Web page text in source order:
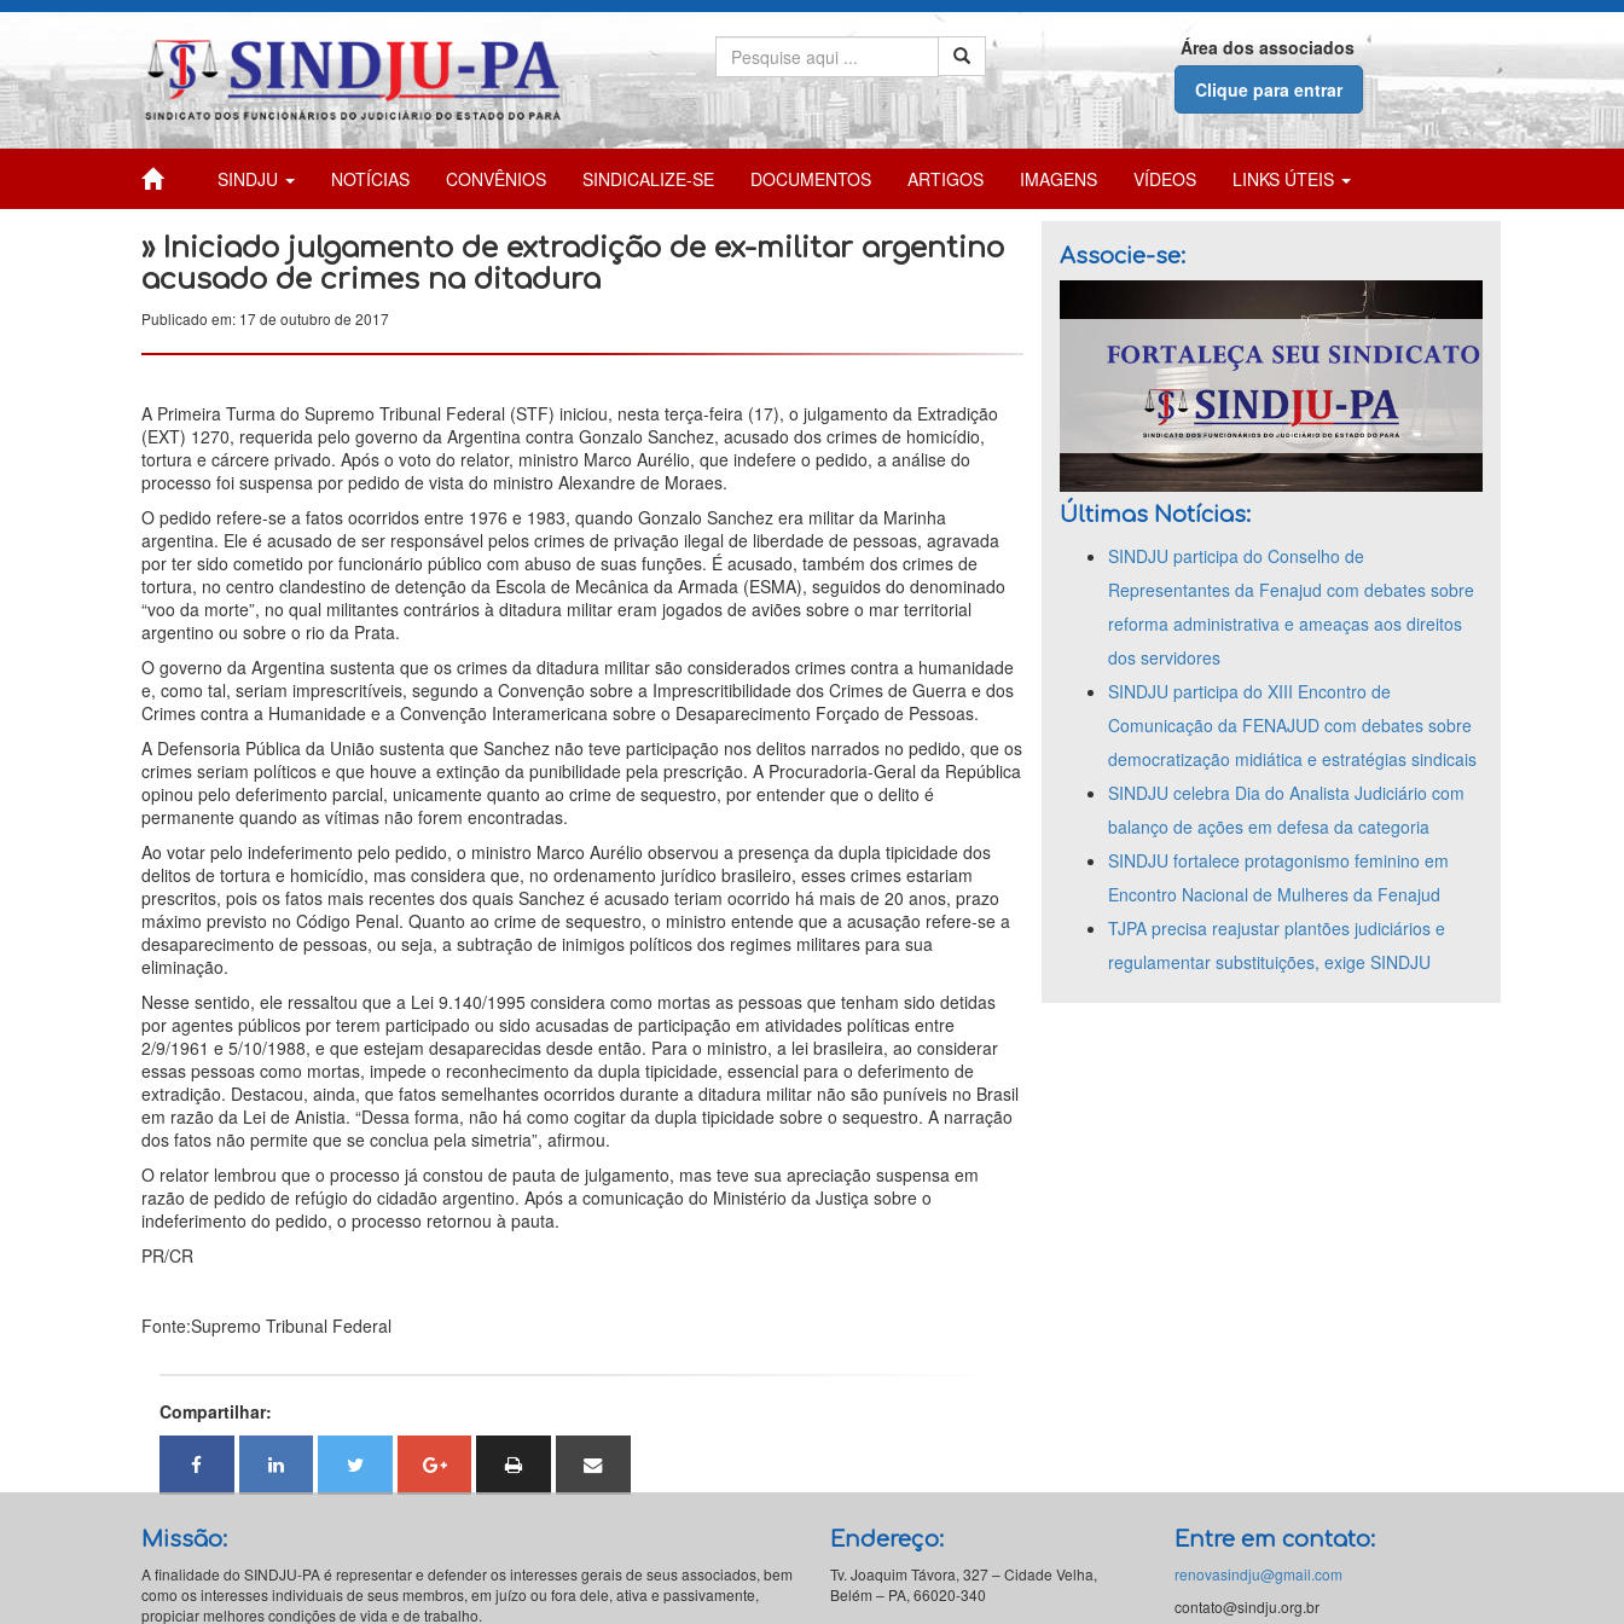
Área dos associados
Clique para entrar
SINDJU NOTÍCIAS CONVÊNIOS SINDICALIZE-SE DOCUMENTOS ARTIGOS IMAGENS VÍDEOS LINKS ÚTEIS
» Iniciado julgamento de extradição de ex-militar argentino
acusado de crimes na ditadura
Publicado em: 17 de outubro de 2017
A Primeira Turma do Supremo Tribunal Federal (STF) iniciou, nesta terça-feira (17), o julgamento da Extradição
(EXT) 1270, requerida pelo governo da Argentina contra Gonzalo Sanchez, acusado dos crimes de homicídio,
tortura e cárcere privado. Após o voto do relator, ministro Marco Aurélio, que indefere o pedido, a análise do
processo foi suspensa por pedido de vista do ministro Alexandre de Moraes.
O pedido refere-se a fatos ocorridos entre 1976 e 1983, quando Gonzalo Sanchez era militar da Marinha
argentina. Ele é acusado de ser responsável pelos crimes de privação ilegal de liberdade de pessoas, agravada
por ter sido cometido por funcionário público com abuso de suas funções. É acusado, também dos crimes de
tortura, no centro clandestino de detenção da Escola de Mecânica da Armada (ESMA), seguidos do denominado
“voo da morte”, no qual militantes contrários à ditadura militar eram jogados de aviões sobre o mar territorial
argentino ou sobre o rio da Prata.
O governo da Argentina sustenta que os crimes da ditadura militar são considerados crimes contra a humanidade
e, como tal, seriam imprescritíveis, segundo a Convenção sobre a Imprescritibilidade dos Crimes de Guerra e dos
Crimes contra a Humanidade e a Convenção Interamericana sobre o Desaparecimento Forçado de Pessoas.
A Defensoria Pública da União sustenta que Sanchez não teve participação nos delitos narrados no pedido, que os
crimes seriam políticos e que houve a extinção da punibilidade pela prescrição. A Procuradoria-Geral da República
opinou pelo deferimento parcial, unicamente quanto ao crime de sequestro, por entender que o delito é
permanente quando as vítimas não forem encontradas.
Ao votar pelo indeferimento pelo pedido, o ministro Marco Aurélio observou a presença da dupla tipicidade dos
delitos de tortura e homicídio, mas considera que, no ordenamento jurídico brasileiro, esses crimes estariam
prescritos, pois os fatos mais recentes dos quais Sanchez é acusado teriam ocorrido há mais de 20 anos, prazo
máximo previsto no Código Penal. Quanto ao crime de sequestro, o ministro entende que a acusação refere-se a
desaparecimento de pessoas, ou seja, a subtração de inimigos políticos dos regimes militares para sua
eliminação.
Nesse sentido, ele ressaltou que a Lei 9.140/1995 considera como mortas as pessoas que tenham sido detidas
por agentes públicos por terem participado ou sido acusadas de participação em atividades políticas entre
2/9/1961 e 5/10/1988, e que estejam desaparecidas desde então. Para o ministro, a lei brasileira, ao considerar
essas pessoas como mortas, impede o reconhecimento da dupla tipicidade, essencial para o deferimento de
extradição. Destacou, ainda, que fatos semelhantes ocorridos durante a ditadura militar não são puníveis no Brasil
em razão da Lei de Anistia. “Dessa forma, não há como cogitar da dupla tipicidade sobre o sequestro. A narração
dos fatos não permite que se conclua pela simetria”, afirmou.
O relator lembrou que o processo já constou de pauta de julgamento, mas teve sua apreciação suspensa em
razão de pedido de refúgio do cidadão argentino. Após a comunicação do Ministério da Justiça sobre o
indeferimento do pedido, o processo retornou à pauta.
PR/CR
Fonte:Supremo Tribunal Federal
Compartilhar:
Associe-se:
Últimas Notícias:
SINDJU participa do Conselho de
Representantes da Fenajud com debates sobre
reforma administrativa e ameaças aos direitos
dos servidores
SINDJU participa do XIII Encontro de
Comunicação da FENAJUD com debates sobre
democratização midiática e estratégias sindicais
SINDJU celebra Dia do Analista Judiciário com
balanço de ações em defesa da categoria
SINDJU fortalece protagonismo feminino em
Encontro Nacional de Mulheres da Fenajud
TJPA precisa reajustar plantões judiciários e
regulamentar substituições, exige SINDJU
Missão:
A finalidade do SINDJU-PA é representar e defender os interesses gerais de seus associados, bem
como os interesses individuais de seus membros, em juízo ou fora dele, ativa e passivamente,
propiciar melhores condições de vida e de trabalho.
Endereço:
Tv. Joaquim Távora, 327 – Cidade Velha,
Belém – PA, 66020-340
Entre em contato:
renovasindju@gmail.com
contato@sindju.org.br